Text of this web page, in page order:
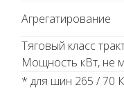
Агрегатирование
Тяговый класс
Мощность кВт, не
* для шин 265 / 70